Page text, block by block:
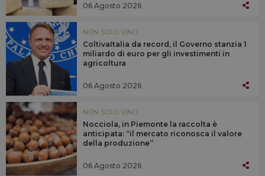
06 Agosto 2026
NON SOLO VINO
ColtivaItalia da record, il Governo stanzia 1
miliardo di euro per gli investimenti in
agricoltura
06 Agosto 2026
NON SOLO VINO
Nocciola, in Piemonte la raccolta è
anticipata: “il mercato riconosca il valore
della produzione”
06 Agosto 2026